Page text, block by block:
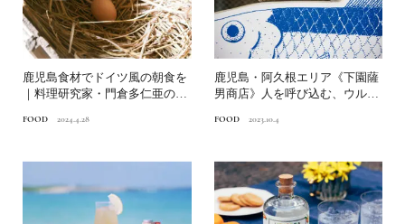
鹿児島食材でドイツ風の朝食を
｜料理研究家・門倉多仁亜の美
FOOD 2024.4.28
鹿児島・阿久根エリア《下園薩
男商店》人を呼び込む、ウルメ
FOOD 2023.10.4